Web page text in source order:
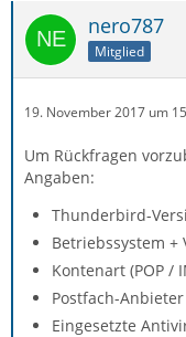
nero787
Mitglied
19. November 2017 um
Um Rückfragen
Angaben:
Thunderbird-
Betriebssystem +
Kontenart (POP /
Postfach-
Eingesetzte